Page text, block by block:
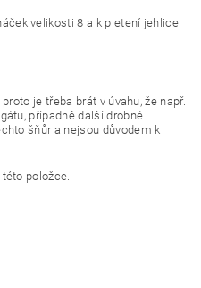
velikosti 8 a k pletení jehlice
je třeba brát v úvahu, že např.
případně další drobné
šňůr a nejsou důvodem k
položce.